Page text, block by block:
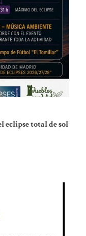
eclipse total de sol